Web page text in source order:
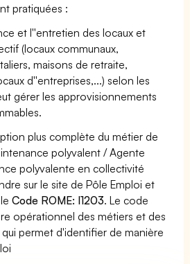
pratiquées :
et l''entretien des locaux et
(locaux communaux,
maisons de retraite,
d''entreprises,...) selon les
gérer les approvisionnements
plus complète du métier de
polyvalent / Agente
polyvalente en collectivité
sur le site de Pôle Emploi et
leCode ROME: I1203. Le code
opérationnel des métiers et des
permet d'identifier de manière